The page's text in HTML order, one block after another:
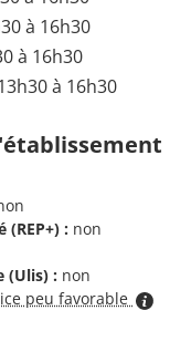
à 16h30
à 16h30
à 16h30
: non
(Ulis) : non
peu favorable